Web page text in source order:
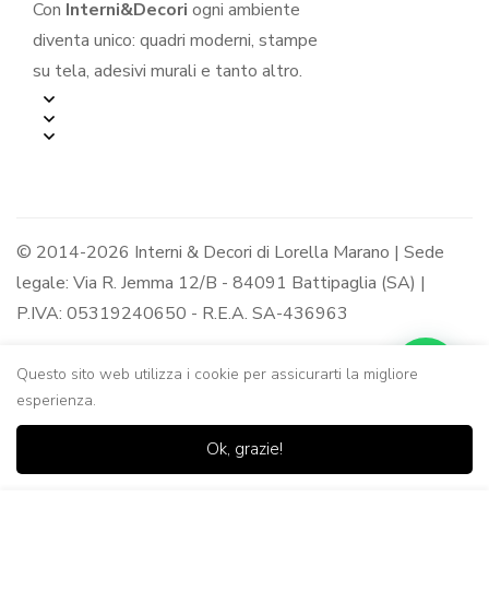
Con Interni&Decori ogni ambiente
diventa unico: quadri moderni, stampe
su tela, adesivi murali e tanto altro.
© 2014-2026 Interni & Decori di Lorella Marano | Sede
legale: Via R. Jemma 12/B - 84091 Battipaglia (SA) |
P.IVA: 05319240650 - R.E.A. SA-436963
Questo sito web utilizza i cookie per assicurarti la migliore
esperienza.
Ok, grazie!
Casa Negozio
0
Lista dei Carrello Ricerca